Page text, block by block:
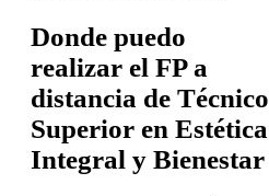
Donde puedo
realizar el FP a
distancia de Técnico
Superior en Estética
Integral y Bienestar